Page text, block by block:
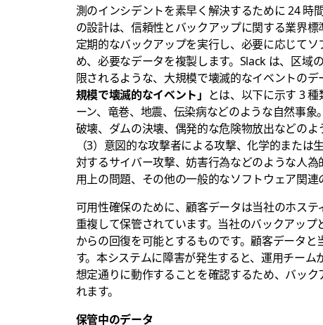
測のインシデントを素早く解決するために 24 時
の設計は、信頼性とバックアップに関する業界
定期的なバックアップを実行し、必要に応じて
め、必要なデータを複製します。Slack は、区域
限されるような、大規模で壊滅的なイベントの
規模で壊滅的なイベント」 とは、以下に示す 3
ーン、竜巻、地震、伝染病などのような自然事
破壊、ダムの決壊、偶発的な危険物放出などの
（3）意図的な攻撃者による攻撃、化学的また
対するサイバー攻撃、妨害行為などのような人
用上の問題、その他の一般的なソフトウェア関連
可用性確保のために、顧客データは当社のホス
重複して保管されています。当社のバックアッ
からの回復を可能とするものです。顧客データ
す。本システムに障害が発生すると、運用チー
想定通りに動作することを確認するため、バッ
れます。
保管中のデータ